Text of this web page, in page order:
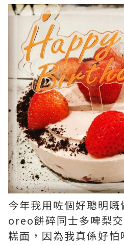
今年我用咗個好聰明
oreo餅碎同士多啤梨
糕面，因為我真係好